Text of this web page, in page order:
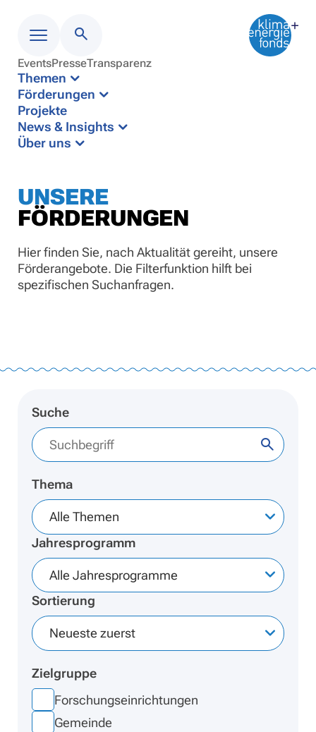
Menü
EventsPresseTransparenz
Themen
Förderungen
Projekte
News & Insights
Über uns
UNSERE
FÖRDERUNGEN
Hier finden Sie, nach Aktualität gereiht, unsere
Förderangebote. Die Filterfunktion hilft bei
spezifischen Suchanfragen.
Suche
Thema
Alle Themen
Jahresprogramm
Alle Jahresprogramme
Sortierung
Neueste zuerst
Zielgruppe
Forschungseinrichtungen
Gemeinde